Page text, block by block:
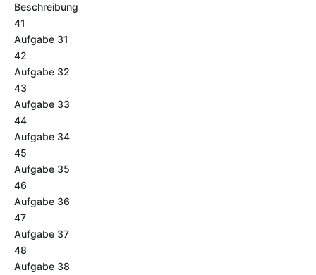
Beschreibung
41
Aufgabe 31
42
Aufgabe 32
43
Aufgabe 33
44
Aufgabe 34
45
Aufgabe 35
46
Aufgabe 36
47
Aufgabe 37
48
Aufgabe 38